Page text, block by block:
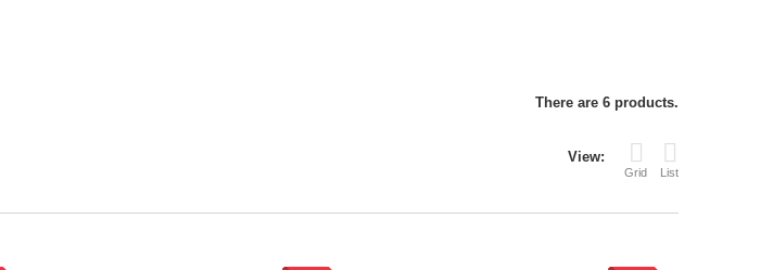
There are 6 products.
View:
Grid List